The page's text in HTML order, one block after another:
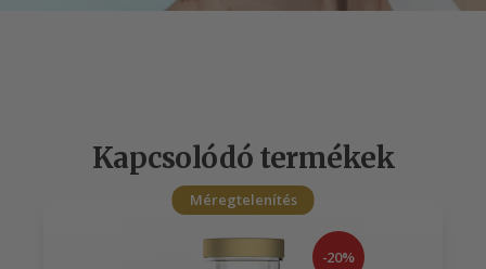
Kapcsolódó termékek
Méregtelenítés
-20%